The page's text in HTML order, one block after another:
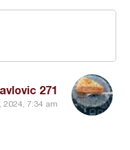
271
2024, 7:34 am